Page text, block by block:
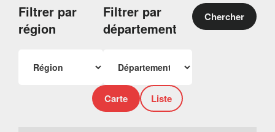
Filtrer par
région
Filtrer par
département
Chercher
Carte Liste